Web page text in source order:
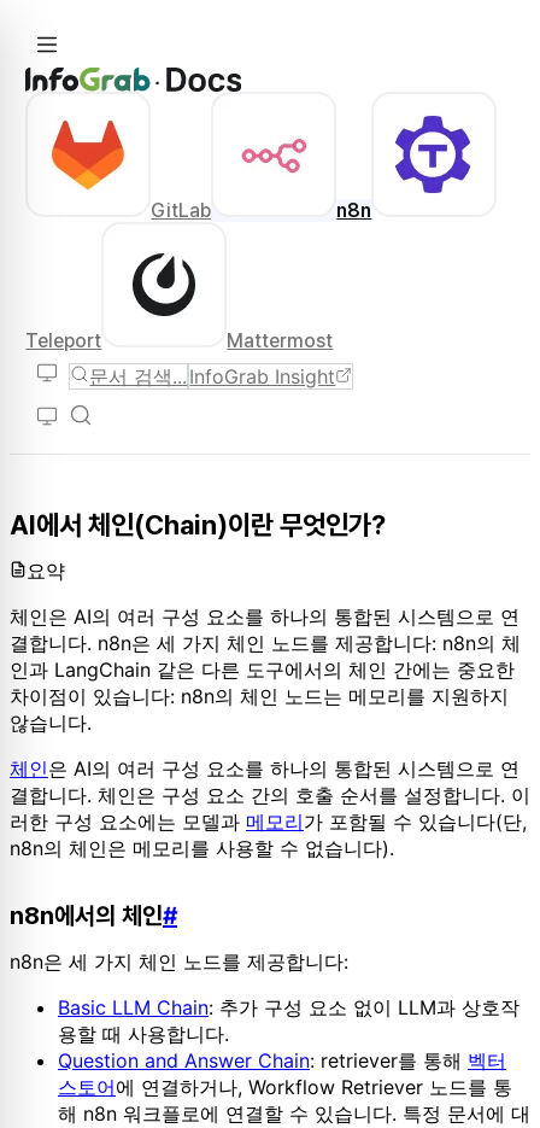
GitLab n8n
Teleport Mattermost
문서 검색... InfoGrab Insight
AI에서 체인(Chain)이란 무엇인가?
요약
체인은 AI의 여러 구성 요소를 하나의 통합된 시스템으로 연
결합니다. n8n은 세 가지 체인 노드를 제공합니다: n8n의 체
인과 LangChain 같은 다른 도구에서의 체인 간에는 중요한
차이점이 있습니다: n8n의 체인 노드는 메모리를 지원하지
않습니다.
체인은 AI의 여러 구성 요소를 하나의 통합된 시스템으로 연
결합니다. 체인은 구성 요소 간의 호출 순서를 설정합니다. 이
러한 구성 요소에는 모델과 메모리가 포함될 수 있습니다(단,
n8n의 체인은 메모리를 사용할 수 없습니다).
n8n에서의 체인#
n8n은 세 가지 체인 노드를 제공합니다:
Basic LLM Chain: 추가 구성 요소 없이 LLM과 상호작
용할 때 사용합니다.
Question and Answer Chain: retriever를 통해 벡터
스토어에 연결하거나, Workflow Retriever 노드를 통
해 n8n 워크플로에 연결할 수 있습니다. 특정 문서에 대